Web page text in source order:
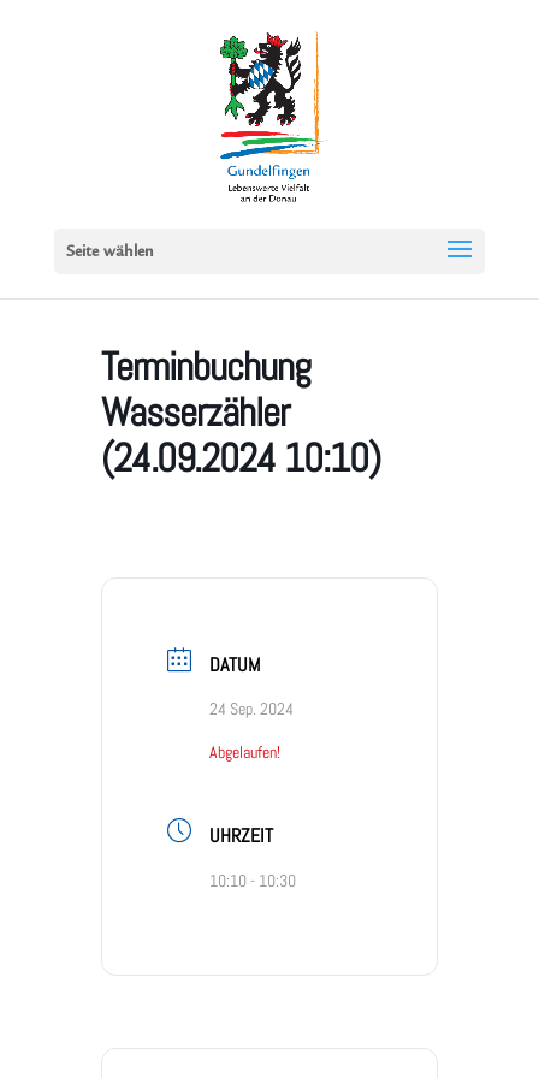
Seite wählen
Terminbuchung
Wasserzähler
(24.09.2024 10:10)
DATUM
24 Sep. 2024
Abgelaufen!
UHRZEIT
10:10 - 10:30